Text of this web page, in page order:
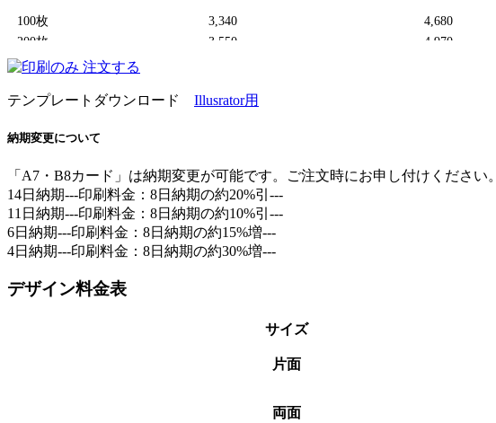
テンプレートダウンロード Illusrator用
納期変更について
「A7・B8カード」は納期変更が可能です。ご注文時にお申し付けください。
14日納期---印刷料金：8日納期の約20%引 ---
11日納期---印刷料金：8日納期の約10%引 ---
6日納期---印刷料金：8日納期の約15%増---
4日納期---印刷料金：8日納期の約30%増---
デザイン料金表
サイズ
片面
両面